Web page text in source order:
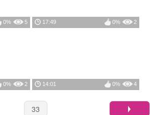
5
0% 17:49 2
0%
2
0% 14:01 4
0%
33